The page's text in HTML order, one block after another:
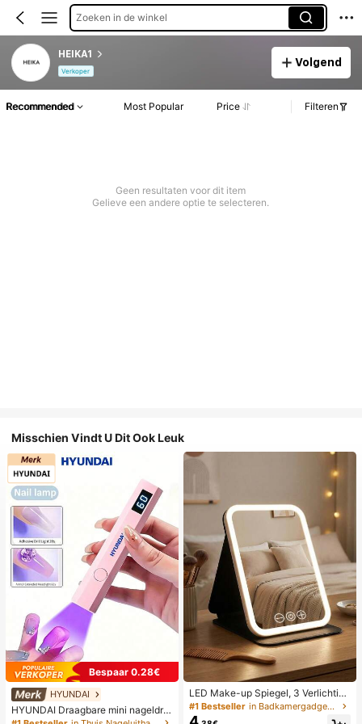
Zoeken in de winkel
HEIKA1
Verkoper
Volgend
Recommended Most Popular Price Filteren
Geen resultaten voor dit item
Gelieve een andere optie te selecteren.
Misschien Vindt U Dit Ook Leuk
Bespaar 0.28€
HYUNDAI
HYUNDAI Draagbare mini nageldro
ger, oplaadbare handlamp UV/LED
LED Make-up Spiegel, 3 Verlichting
smodi, Verstelbare Helderheid, Draa
gbaar Vouwbaar Ontwerp, Geschikt
#1 Bestseller in Badkamergadgets die favoriet zijn bij klanten B